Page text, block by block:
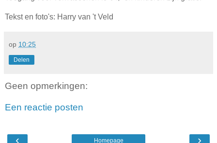
Tekst en foto's: Harry van 't Veld
op 10:25
Delen
Geen opmerkingen:
Een reactie posten
‹ ›
Homepage